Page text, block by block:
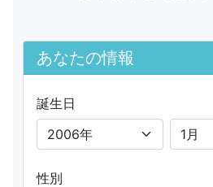
あなたの情報
誕生日
性別